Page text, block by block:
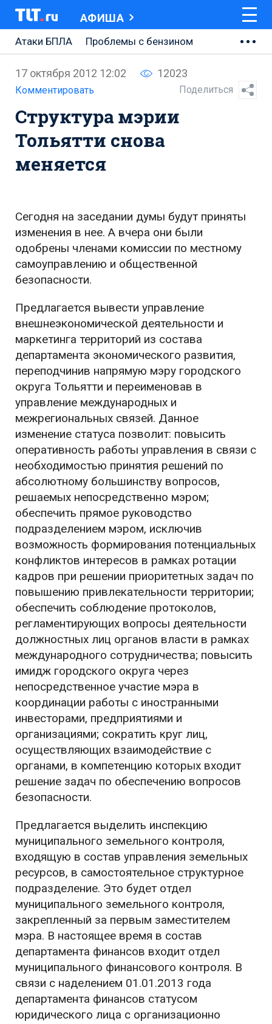
АФИША
Атаки БПЛА
Проблемы с бензином
АВТОВАЗ
Ремонт Центральной площади
Ремонт Обводного шоссе
Набережная Тольятти
Неделя Тольятти
17 октября 2012 12:02 12023
Комментировать Поделиться
Структура мэрии
Тольятти снова
меняется
Сегодня на заседании думы будут приняты
изменения в нее. А вчера они были
одобрены членами комиссии по местному
самоуправлению и общественной
безопасности.
Предлагается вывести управление
внешнеэкономической деятельности и
маркетинга территорий из состава
департамента экономического развития,
переподчинив напрямую мэру городского
округа Тольятти и переименовав в
управление международных и
межрегиональных связей. Данное
изменение статуса позволит: повысить
оперативность работы управления в связи с
необходимостью принятия решений по
абсолютному большинству вопросов,
решаемых непосредственно мэром;
обеспечить прямое руководство
подразделением мэром, исключив
возможность формирования потенциальных
конфликтов интересов в рамках ротации
кадров при решении приоритетных задач по
повышению привлекательности территории;
обеспечить соблюдение протоколов,
регламентирующих вопросы деятельности
должностных лиц органов власти в рамках
международного сотрудничества; повысить
имидж городского округа через
непосредственное участие мэра в
координации работы с иностранными
инвесторами, предприятиями и
организациями; сократить круг лиц,
осуществляющих взаимодействие с
органами, в компетенцию которых входит
решение задач по обеспечению вопросов
безопасности.
Предлагается выделить инспекцию
муниципального земельного контроля,
входящую в состав управления земельных
ресурсов, в самостоятельное структурное
подразделение. Это будет отдел
муниципального земельного контроля,
закрепленный за первым заместителем
мэра. В настоящее время в состав
департамента финансов входит отдел
муниципального финансового контроля. В
связи с наделением 01.01.2013 года
департамента финансов статусом
юридического лица с организационно